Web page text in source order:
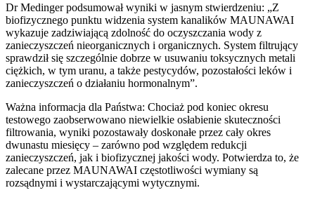
Dr Medinger podsumował wyniki w jasnym stwierdzeniu: „Z
biofizycznego punktu widzenia system kanalików MAUNAWAI
wykazuje zadziwiającą zdolność do oczyszczania wody z
zanieczyszczeń nieorganicznych i organicznych. System filtrujący
sprawdził się szczególnie dobrze w usuwaniu toksycznych metali
ciężkich, w tym uranu, a także pestycydów, pozostałości leków i
zanieczyszczeń o działaniu hormonalnym”.
Ważna informacja dla Państwa: Chociaż pod koniec okresu
testowego zaobserwowano niewielkie osłabienie skuteczności
filtrowania, wyniki pozostawały doskonałe przez cały okres
dwunastu miesięcy – zarówno pod względem redukcji
zanieczyszczeń, jak i biofizycznej jakości wody. Potwierdza to, że
zalecane przez MAUNAWAI częstotliwości wymiany są
rozsądnymi i wystarczającymi wytycznymi.